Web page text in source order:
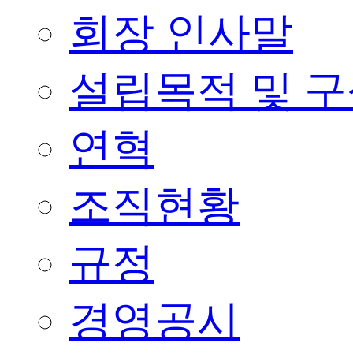
회장 인사말
설립목적 및
연혁
조직현황
규정
경영공시